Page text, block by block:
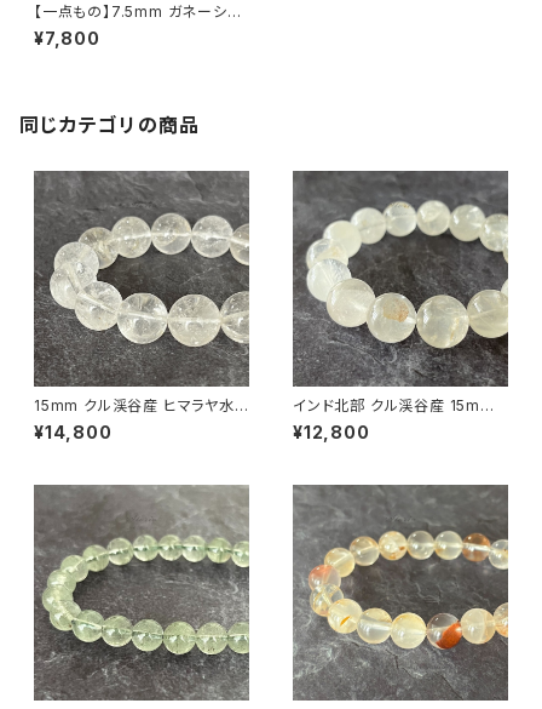
【一点もの】7.5mm ガネーシュ
ヒマール産 クローライト＆ライ
モナイト入り ヒマラヤ水晶 ブレ
¥7,800
同じカテゴリの商品
15mm クル渓谷産 ヒマラヤ水
晶 ブレスレット 微細な虹・ライ
モナイト入り【画像現物】
¥14,800
インド北部 クル渓谷産 15mm
ヒマラヤ水晶 ブレスレット【鑑別
済み・画像現物】
¥12,800